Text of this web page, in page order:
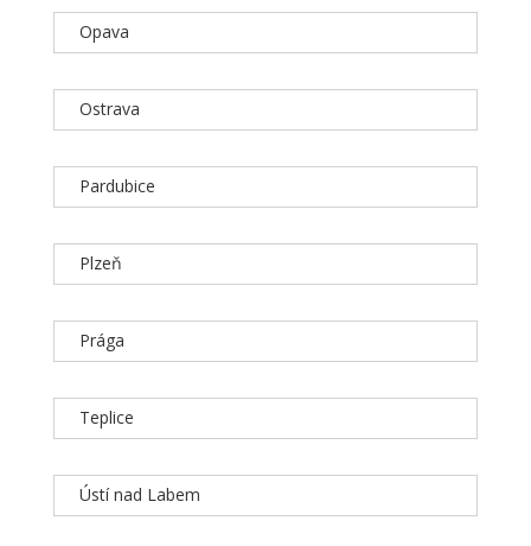
Opava
Ostrava
Pardubice
Plzeň
Prága
Teplice
Ústí nad Labem